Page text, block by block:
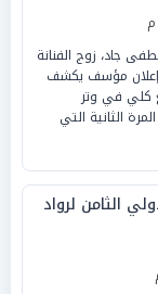
جاد، زوج الفنانة
مؤسف يكشف
كلي في وتر
الثانية التي
الثامن لرواد